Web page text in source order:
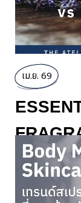
เม.ย. 69
อย่างไร